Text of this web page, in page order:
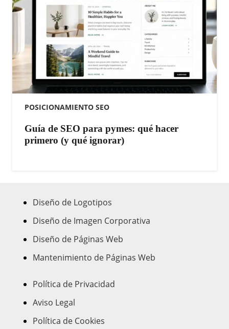
POSICIONAMIENTO SEO
Guía de SEO para pymes: qué hacer
primero (y qué ignorar)
Diseño de Logotipos
Diseño de Imagen Corporativa
Diseño de Páginas Web
Mantenimiento de Páginas Web
Política de Privacidad
Aviso Legal
Política de Cookies